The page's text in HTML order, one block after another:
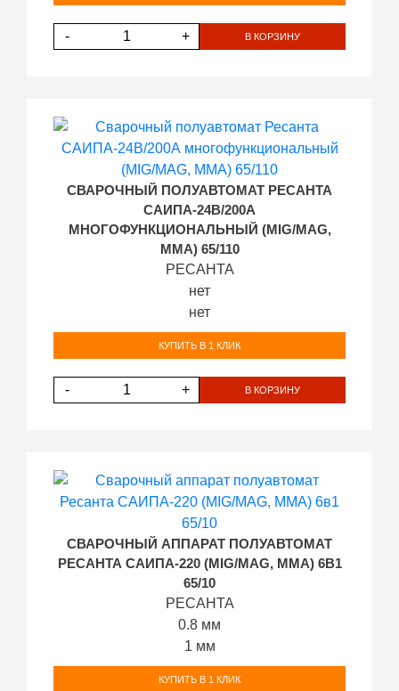
- + В КОРЗИНУ
СВАРОЧНЫЙ ПОЛУАВТОМАТ РЕСАНТА
САИПА-24В/200А
МНОГОФУНКЦИОНАЛЬНЫЙ (MIG/MAG,
MMA) 65/110
РЕСАНТА
нет
нет
КУПИТЬ В 1 КЛИК
- + В КОРЗИНУ
СВАРОЧНЫЙ АППАРАТ ПОЛУАВТОМАТ
РЕСАНТА САИПА-220 (MIG/MAG, MMA) 6В1
65/10
РЕСАНТА
0.8 мм
1 мм
КУПИТЬ В 1 КЛИК